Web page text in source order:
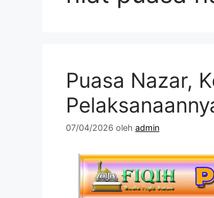
Puasa Nazar,
07/04/2026 oleh admin